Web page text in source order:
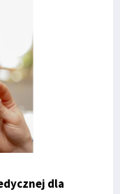
dla